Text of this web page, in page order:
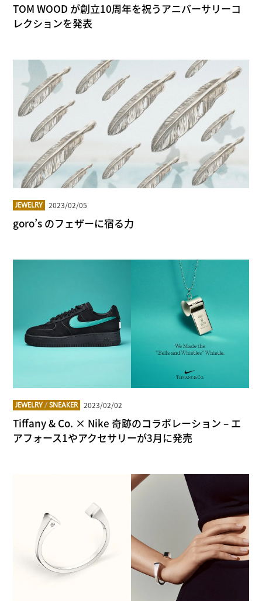
TOM WOOD が創立10周年を祝うアニバーサリーコ
レクションを発表
JEWELRY 2023/02/05
goro’s のフェザーに宿る力
JEWELRY /SNEAKER 2023/02/02
Tiffany & Co. × Nike 奇跡のコラボレーション – エ
アフォース1やアクセサリーが3月に発売